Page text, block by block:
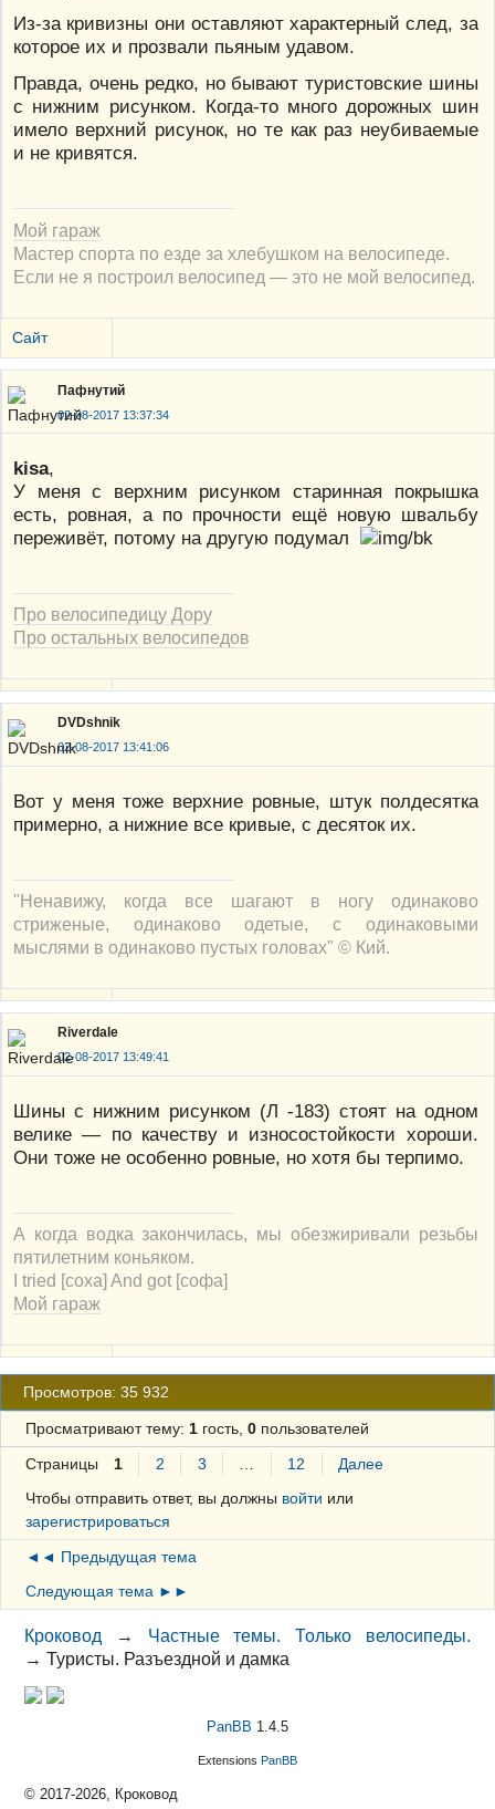
Из-за кривизны они оставляют характерный след, за
которое их и прозвали пьяным удавом.
Правда, очень редко, но бывают туристовские шины
с нижним рисунком. Когда-то много дорожных шин
имело верхний рисунок, но те как раз неубиваемые
и не кривятся.
Мой гараж
Мастер спорта по езде за хлебушком на велосипеде.
Если не я построил велосипед — это не мой велосипед.
Сайт
Пафнутий
02-08-2017 13:37:34
kisa,
У меня с верхним рисунком старинная покрышка
есть, ровная, а по прочности ещё новую швальбу
переживёт, потому на другую подумал
Про велосипедицу Дору
Про остальных велосипедов
DVDshnik
02-08-2017 13:41:06
Вот у меня тоже верхние ровные, штук полдесятка
примерно, а нижние все кривые, с десяток их.
"Ненавижу, когда все шагают в ногу одинаково
стриженые, одинаково одетые, с одинаковыми
мыслями в одинаково пустых головах" © Кий.
Riverdale
02-08-2017 13:49:41
Шины с нижним рисунком (Л -183) стоят на одном
велике — по качеству и износостойкости хороши.
Они тоже не особенно ровные, но хотя бы терпимо.
А когда водка закончилась, мы обезжиривали резьбы
пятилетним коньяком.
I tried [соха] And got [софа]
Мой гараж
Просмотров: 35 932
Просматривают тему: 1гость, 0пользователей
Страницы 1 2 3 12
Далее
Чтобы отправить ответ, вы должны войти или
зарегистрироваться
◄◄ Предыдущая тема
Следующая тема ►►
Кроковод → Частные темы. Только велосипеды.
→Туристы. Разъездной и дамка
PanBB 1.4.5
Extensions PanBB
© 2017-2026, Кроковод